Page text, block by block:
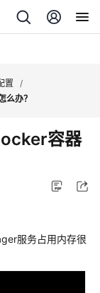
置
/
办？
容器
服务占用内存很